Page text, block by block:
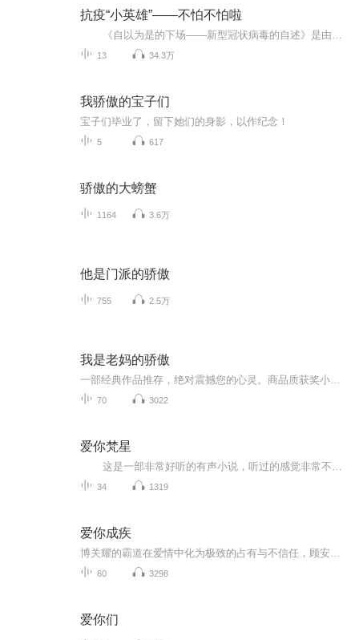
抗疫“小英雄”——不怕不怕啦
13 34.3万
我骄傲的宝子们
宝子们毕业了，留下她们的身影，以作纪念！
5 617
骄傲的大螃蟹
1164 3.6万
他是门派的骄傲
755 2.5万
我是老妈的骄傲
70 3022
爱你梵星
34 1319
爱你成疾
60 3298
爱你们